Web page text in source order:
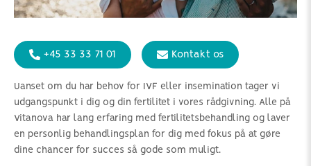
Uanset om du har behov for IVF eller insemination tager vi
udgangspunkt i dig og din fertilitet i vores rådgivning. Alle på
Vitanova har lang erfaring med fertilitetsbehandling og laver
en personlig behandlingsplan for dig med fokus på at gøre
dine chancer for succes så gode som muligt.
+45 33 33 71 01 Kontakt os